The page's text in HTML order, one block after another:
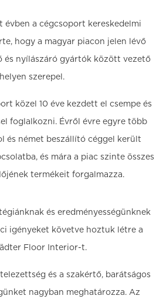
évben a cégcsoport kereskedelmi
hogy a magyar piacon jelen lévő
és nyílászáró gyártók között vezető
helyen szerepel.
közel 10 éve kezdett el csempe és
foglalkozni. Évről évre egyre több
és német beszállító céggel került
és mára a piac szinte összes
termékeit forgalmazza.
és eredményességünknek
igényeket követve hoztuk létre a
Floor Interior-t.
és a szakértő, barátságos
nagyban meghatározza. Az